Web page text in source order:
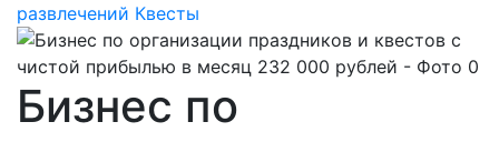
развлечений Квесты
Бизнес по